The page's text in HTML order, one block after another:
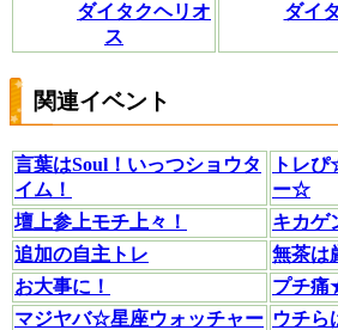
ダイタクヘリオ
ス
ダイ
関連イベント
言葉はSoul！いっつショウタ
イム！
トレ
ー☆
壇上参上モチ上々！
キカゲ
追加の自主トレ
無茶は
お大事に！
プチ痛
マジヤバ☆星座ウォッチャー ウチら